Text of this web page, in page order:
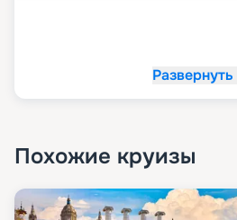
Развернуть
Похожие круизы